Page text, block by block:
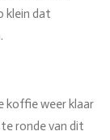
klein dat
koffie weer klaar
ronde van dit